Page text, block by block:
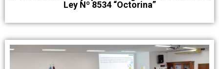
Ley Nº 8534 “Octorina”